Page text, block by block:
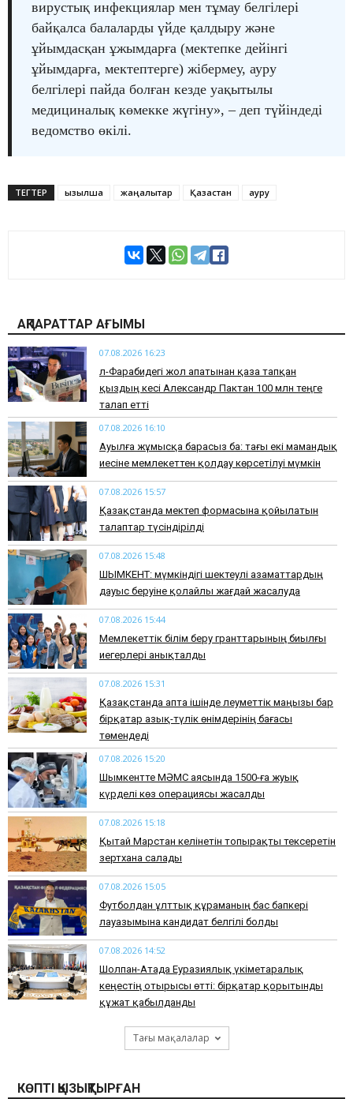
вирустық инфекциялар мен тұмау белгілері
байқалса балаларды үйде қалдыру және
ұйымдасқан ұжымдарға (мектепке дейінгі
ұйымдарға, мектептерге) жібермеу, ауру
белгілері пайда болған кезде уақытылы
медициналық көмекке жүгіну», – деп түйіндеді
ведомство өкілі.
ТЕГТЕР қызылша жаңалықтар Қазақстан ауру
АҚПАРАТТАР АҒЫМЫ
07.08.2026 16:23
әл-Фарабидегі жол апатынан қаза тапқан
қыздың әкесі Александр Пактан 100 млн теңге
талап етті
07.08.2026 16:10
Ауылға жұмысқа барасыз ба: тағы екі мамандық
иесіне мемлекеттен қолдау көрсетілуі мүмкін
07.08.2026 15:57
Қазақстанда мектеп формасына қойылатын
талаптар түсіндірілді
07.08.2026 15:48
ШЫМКЕНТ: мүмкіндігі шектеулі азаматтардың
дауыс беруіне қолайлы жағдай жасалуда
07.08.2026 15:44
Мемлекеттік білім беру гранттарының биылғы
иегерлері анықталды
07.08.2026 15:31
Қазақстанда апта ішінде әлеуметтік маңызы бар
бірқатар азық-түлік өнімдерінің бағасы
төмендеді
07.08.2026 15:20
Шымкентте МӘМС аясында 1500-ға жуық
күрделі көз операциясы жасалды
07.08.2026 15:18
Қытай Марстан әкелінетін топырақты тексеретін
зертхана салады
07.08.2026 15:05
Футболдан ұлттық құраманың бас бапкері
лауазымына кандидат белгілі болды
07.08.2026 14:52
Шолпан-Атада Еуразиялық үкіметаралық
кеңестің отырысы өтті: бірқатар қорытынды
құжат қабылданды
Тағы мақалалар
КӨПТІ ҚЫЗЫҚТЫРҒАН